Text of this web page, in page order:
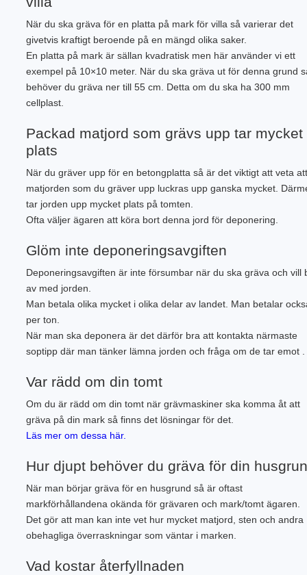
När du ska gräva för en platta på mark för villa så varierar det
givetvis kraftigt beroende på en mängd olika saker.
En platta på mark är sällan kvadratisk men här använder vi ett
exempel på 10×10 meter. När du ska gräva ut för denna grund
behöver du gräva ner till 55 cm. Detta om du ska ha 300 mm
cellplast.
Packad matjord som grävs upp tar mycket
plats
När du gräver upp för en betongplatta så är det viktigt att veta att
matjorden som du gräver upp luckras upp ganska mycket.
tar jorden upp mycket plats på tomten.
Ofta väljer ägaren att köra bort denna jord för deponering.
Glöm inte deponeringsavgiften
Deponeringsavgiften är inte försumbar när du ska gräva och vill
av med jorden.
Man betala olika mycket i olika delar av landet. Man betalar
per ton.
När man ska deponera är det därför bra att kontakta närmaste
soptipp där man tänker lämna jorden och fråga om de tar emot .
Var rädd om din tomt
Om du är rädd om din tomt när grävmaskiner ska komma åt att
gräva på din mark så finns det lösningar för det.
Läs mer om dessa här.
Hur djupt behöver du gräva för din
När man börjar gräva för en husgrund så är oftast
markförhållandena okända för grävaren och mark/tomt ägaren.
Det gör att man kan inte vet hur mycket matjord, sten och andra
obehagliga överraskningar som väntar i marken.
Vad kostar återfyllnaden